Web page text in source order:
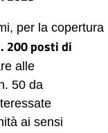
per la copertura
200 posti di
alle
50 da
ai sensi